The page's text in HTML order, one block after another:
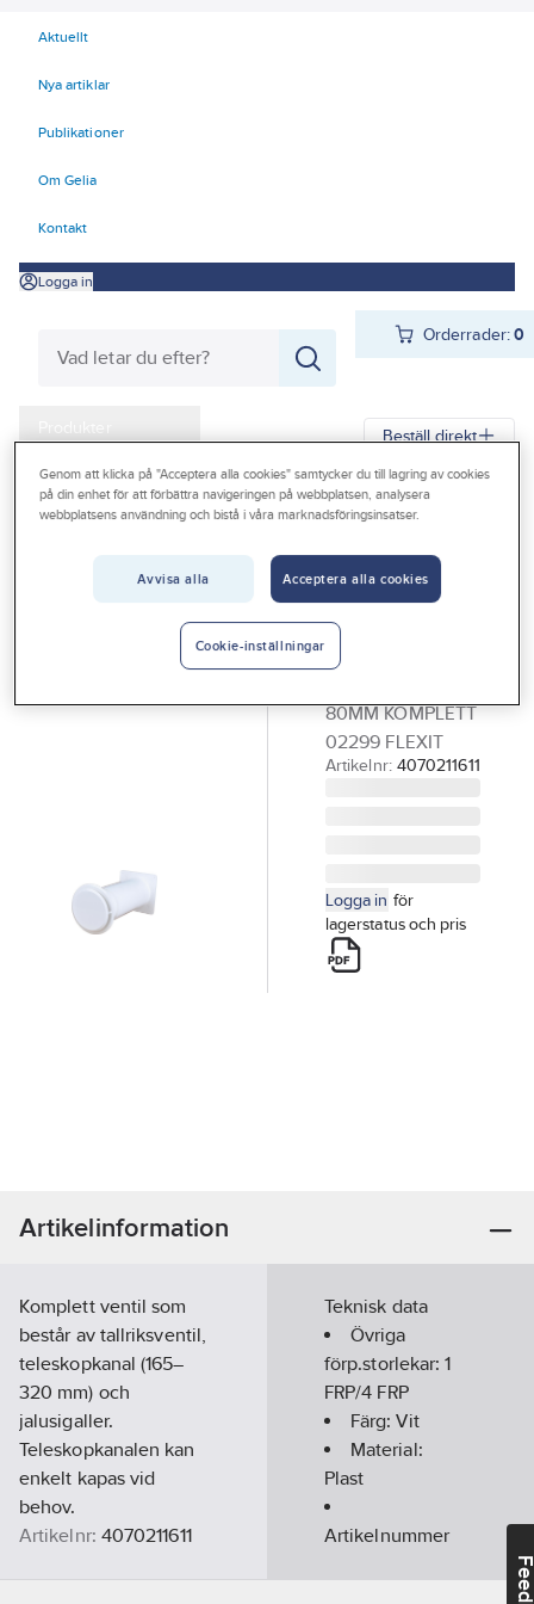
Aktuellt
Nya artiklar
Publikationer
Om Gelia
Kontakt
Logga in
Orderrader:0
Produkter
Kampanjer
Outlet
Beställ direkt
Gelia Produkter Gelia Ventilation
Ventilationssystem
Skåpventil,
Flexit
80MM KOMPLETT
02299 FLEXIT
Artikelnr: 4070211611
Logga in för
lagerstatus och pris
Artikelinformation
Komplett ventil som
består av tallriksventil,
teleskopkanal (165–
320 mm) och
jalusigaller.
Teleskopkanalen kan
enkelt kapas vid
behov.
Artikelnr: 4070211611
7023670022991
Teknisk data
Övriga
förp.storlekar:1
FRP/4 FRP
Färg:Vit
Material:
Plast
Artikelnummer
Genom att klicka på "Acceptera alla cookies" samtycker du till lagring av cookies
på din enhet för att förbättra navigeringen på webbplatsen, analysera
webbplatsens användning och bistå i våra marknadsföringsinsatser.
Avvisa alla Acceptera alla cookies
Cookie-inställningar